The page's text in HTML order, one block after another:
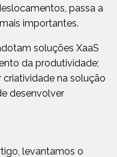
passa a
importantes.
soluções XaaS
da produtividade;
na solução
desenvolver
levantamos o